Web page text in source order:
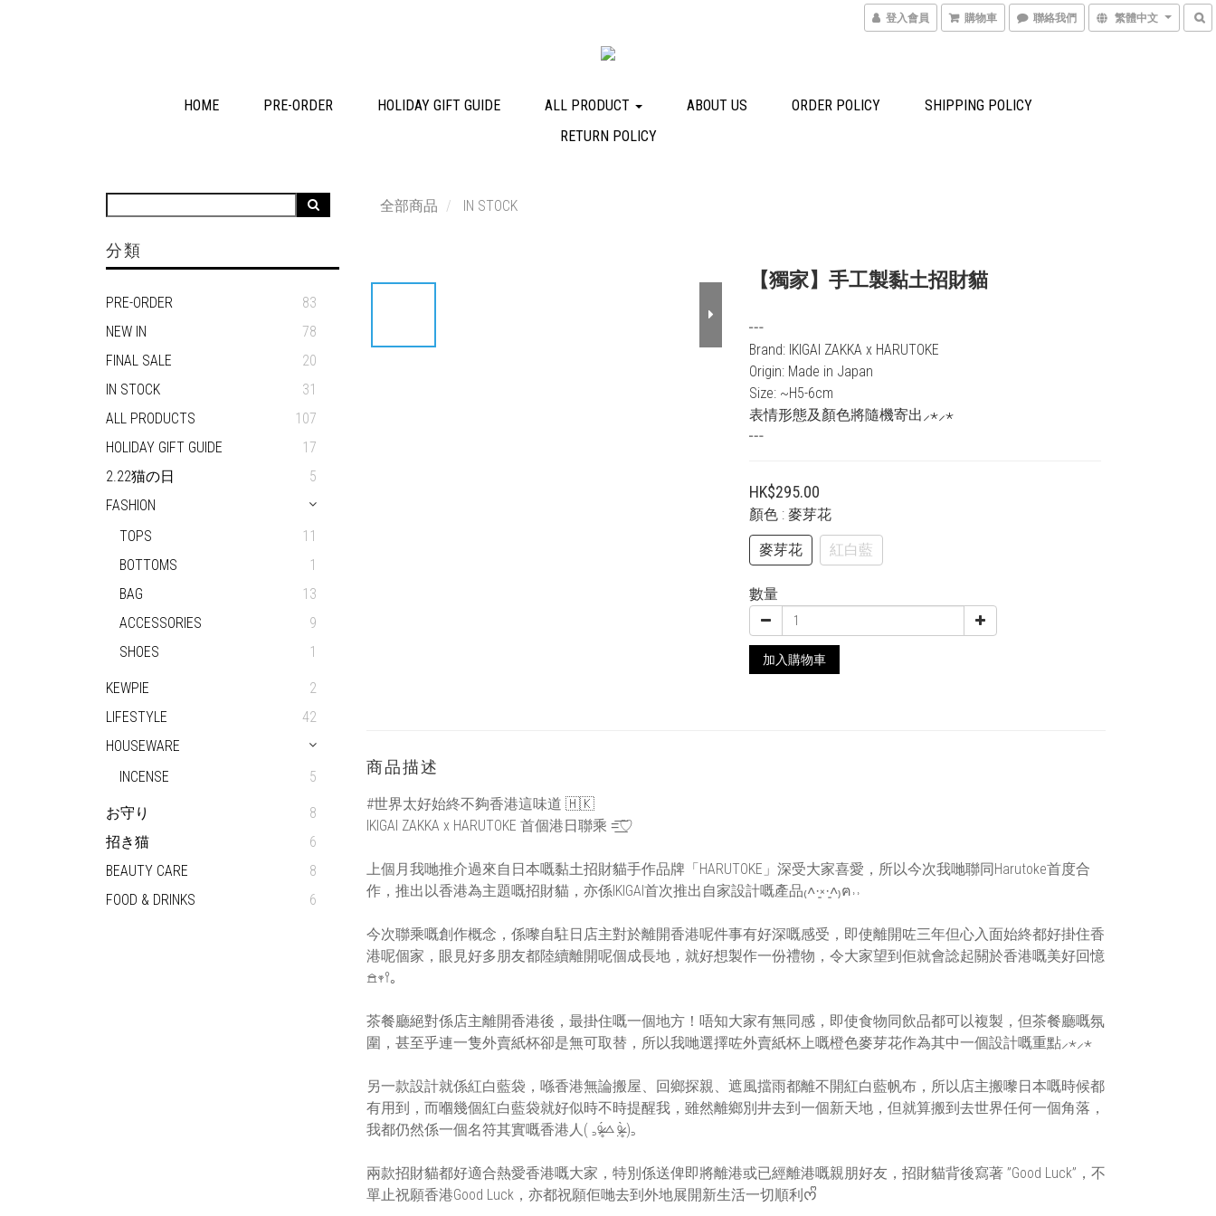
登入會員 購物車 聯絡我們 繁體中文
HOME PRE-ORDER HOLIDAY GIFT GUIDE ALL PRODUCT ABOUT US ORDER POLICY
SHIPPING POLICY
RETURN POLICY
分類
PRE-ORDER
83
NEW IN
78
FINAL SALE
20
IN STOCK
31
ALL PRODUCTS
107
HOLIDAY GIFT GUIDE
17
2.22猫の日
5
FASHION
TOPS
11
BOTTOMS
1
BAG
13
ACCESSORIES
9
SHOES
1
KEWPIE
2
LIFESTYLE
42
HOUSEWARE
INCENSE
5
お守り
8
招き猫
6
BEAUTY CARE
8
FOOD & DRINKS
6
全部商品 IN STOCK
【獨家】手工製黏土招財貓
┅
Brand: IKIGAI ZAKKA x HARUTOKE
Origin: Made in Japan
Size: ~H5-6cm
表情形態及顏色將隨機寄出⸝⋆⸝⋆
┅
HK$295.00
顏色 : 麥芽花
麥芽花 紅白藍
數量
加入購物車
商品描述
#世界太好始終不夠香港這味道 🇭🇰
IKIGAI ZAKKA x HARUTOKE 首個港日聯乘 =͟͟͞♡
上個月我哋推介過來自日本嘅黏土招財貓手作品牌「HARUTOKE」深受大家喜愛，所以今次我哋聯同Harutoke首度合
作，推出以香港為主題嘅招財貓，亦係IKIGAI首次推出自家設計嘅產品₍˄·͈༝·͈˄₎ฅ˒˒
今次聯乘嘅創作概念，係嚟自駐日店主對於離開香港呢件事有好深嘅感受，即使離開咗三年但心入面始終都好掛住香
港呢個家，眼見好多朋友都陸續離開呢個成長地，就好想製作一份禮物，令大家望到佢就會諗起關於香港嘅美好回憶
𖠿𖥧𖥣｡
茶餐廳絕對係店主離開香港後，最掛住嘅一個地方！唔知大家有無同感，即使食物同飲品都可以複製，但茶餐廳嘅氛
圍，甚至乎連一隻外賣紙杯卻是無可取替，所以我哋選擇咗外賣紙杯上嘅橙色麥芽花作為其中一個設計嘅重點⸝⋆⸝⋆
另一款設計就係紅白藍袋，喺香港無論搬屋、回鄉探親、遮風擋雨都離不開紅白藍帆布，所以店主搬嚟日本嘅時候都
有用到，而嗰幾個紅白藍袋就好似時不時提醒我，雖然離鄉別井去到一個新天地，但就算搬到去世界任何一個角落，
我都仍然係一個名符其實嘅香港人( ꜆ᵒ̴̶̷̥́ㅿᵒ̴̶̷̣̥̀ )꜆
兩款招財貓都好適合熱愛香港嘅大家，特別係送俾即將離港或已經離港嘅親朋好友，招財貓背後寫著 ”Good Luck”，不
單止祝願香港Good Luck，亦都祝願佢哋去到外地展開新生活一切順利ᰔᩚ